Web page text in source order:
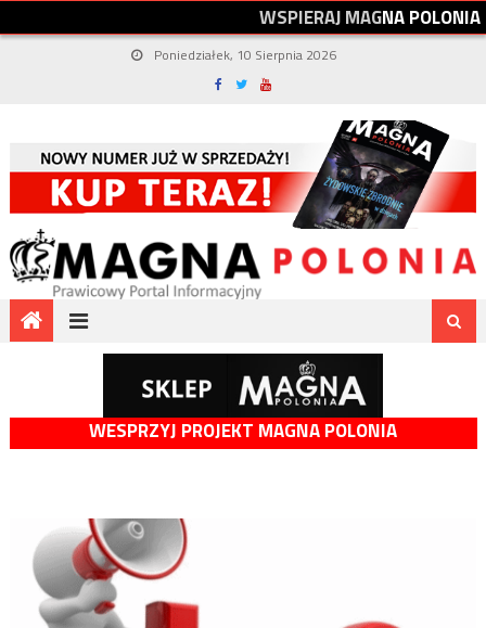
WSPIERAJMAGNAPOLONIA
Poniedziałek, 10 Sierpnia 2026
WESPRZYJ PROJEKT MAGNA POLONIA